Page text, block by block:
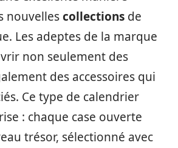
nouvellescollections de
Les adeptes de la marque
non seulement des
des accessoires qui
Ce type de calendrier
: chaque case ouverte
trésor, sélectionné avec